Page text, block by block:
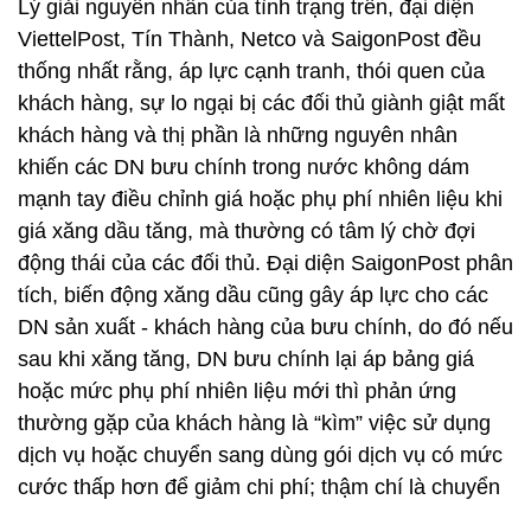
Lý giải nguyên nhân của tình trạng trên, đại diện
ViettelPost, Tín Thành, Netco và SaigonPost đều
thống nhất rằng, áp lực cạnh tranh, thói quen của
khách hàng, sự lo ngại bị các đối thủ giành giật mất
khách hàng và thị phần là những nguyên nhân
khiến các DN bưu chính trong nước không dám
mạnh tay điều chỉnh giá hoặc phụ phí nhiên liệu khi
giá xăng dầu tăng, mà thường có tâm lý chờ đợi
động thái của các đối thủ. Đại diện SaigonPost phân
tích, biến động xăng dầu cũng gây áp lực cho các
DN sản xuất - khách hàng của bưu chính, do đó nếu
sau khi xăng tăng, DN bưu chính lại áp bảng giá
hoặc mức phụ phí nhiên liệu mới thì phản ứng
thường gặp của khách hàng là “kìm” việc sử dụng
dịch vụ hoặc chuyển sang dùng gói dịch vụ có mức
cước thấp hơn để giảm chi phí; thậm chí là chuyển